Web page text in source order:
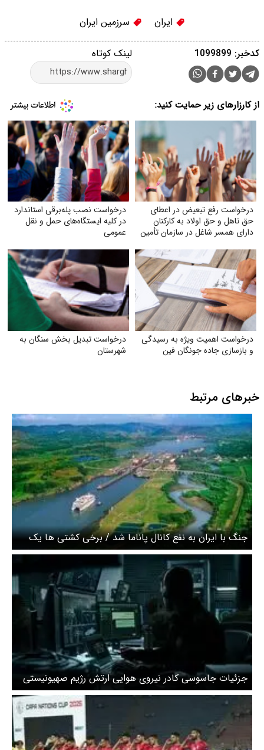
ایران سرزمین ایران
لینک کوتاه کدخبر: 1099899
از کارزارهای زیر حمایت کنید:
درخواست رفع تبعیض در اعطای
حق تاهل و حق اولاد به کارکنان
دارای همسر شاغل در سازمان تأمین
درخواست نصب پله‌برقی استاندارد
در کلیه ایستگاه‌های حمل‌ و نقل
عمومی
درخواست اهمیت ویژه به رسیدگی
و بازسازی جاده جونگان فین
درخواست تبدیل بخش سنگان به
شهرستان
خبرهای مرتبط
جنگ با ایران به نفع کانال پاناما شد / برخی کشتی ها یک
میلیون دلار هزینه عبور پرداخت کردند
جزئیات جاسوسی کادر نیروی هوایی ارتش رژیم صهیونیستی
برای ایران